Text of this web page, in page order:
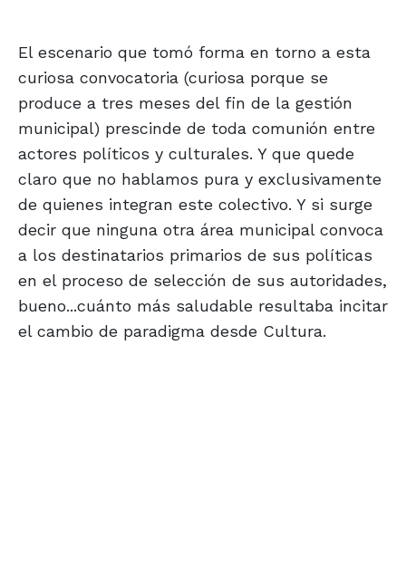
El escenario que tomó forma en torno a esta
curiosa convocatoria (curiosa porque se
produce a tres meses del fin de la gestión
municipal) prescinde de toda comunión entre
actores políticos y culturales. Y que quede
claro que no hablamos pura y exclusivamente
de quienes integran este colectivo. Y si surge
decir que ninguna otra área municipal convoca
a los destinatarios primarios de sus políticas
en el proceso de selección de sus autoridades,
bueno...cuánto más saludable resultaba incitar
el cambio de paradigma desde Cultura.